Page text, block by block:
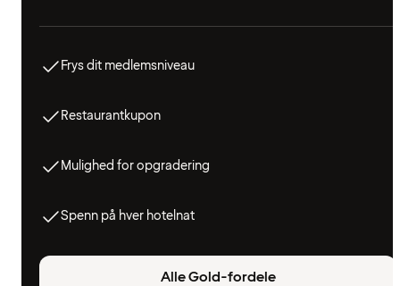
Frys dit medlemsniveau
Restaurantkupon
Mulighed for opgradering
Spenn på hver hotelnat
Alle Gold-fordele